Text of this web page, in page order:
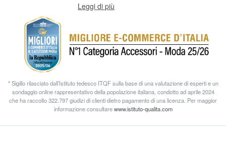
Leggi di più
* Sigillo rilasciato dall’Istituto tedesco ITQF sulla base di una valutazione di esperti e un
sondaggio online rappresentativo della popolazione italiana, condotto ad aprile 2024
che ha raccolto 322.797 giudizi di clienti dietro pagamento di una licenza. Per maggior
informazione consultarewww.istituto-qualita.com